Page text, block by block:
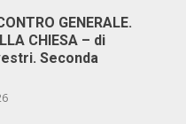
GENERALE.
CHIESA – di
Seconda